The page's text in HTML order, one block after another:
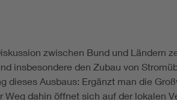
zwischen Bund und Ländern
insbesondere den Zubau von
dieses Ausbaus: Ergänzt man die
dahin öffnet sich auf der lokalen